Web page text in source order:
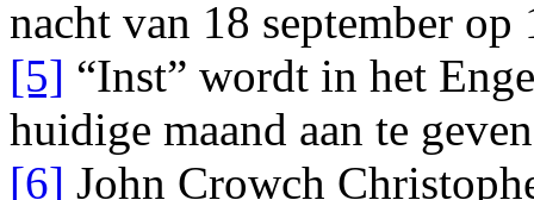
nacht van 18 september op
[5] “Inst” wordt in het
huidige maand aan te
[6] John Crowch